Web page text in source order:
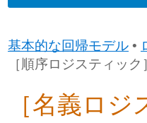
基本的な回帰モデル •
［順序ロジスティッ
［名義ロ